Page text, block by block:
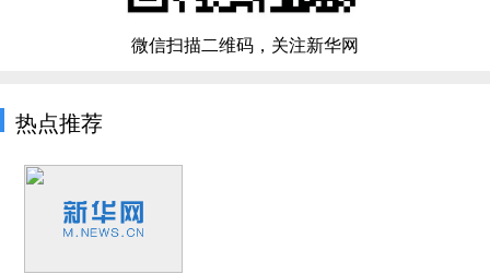
微信扫描二维码，关注新华网
热点推荐